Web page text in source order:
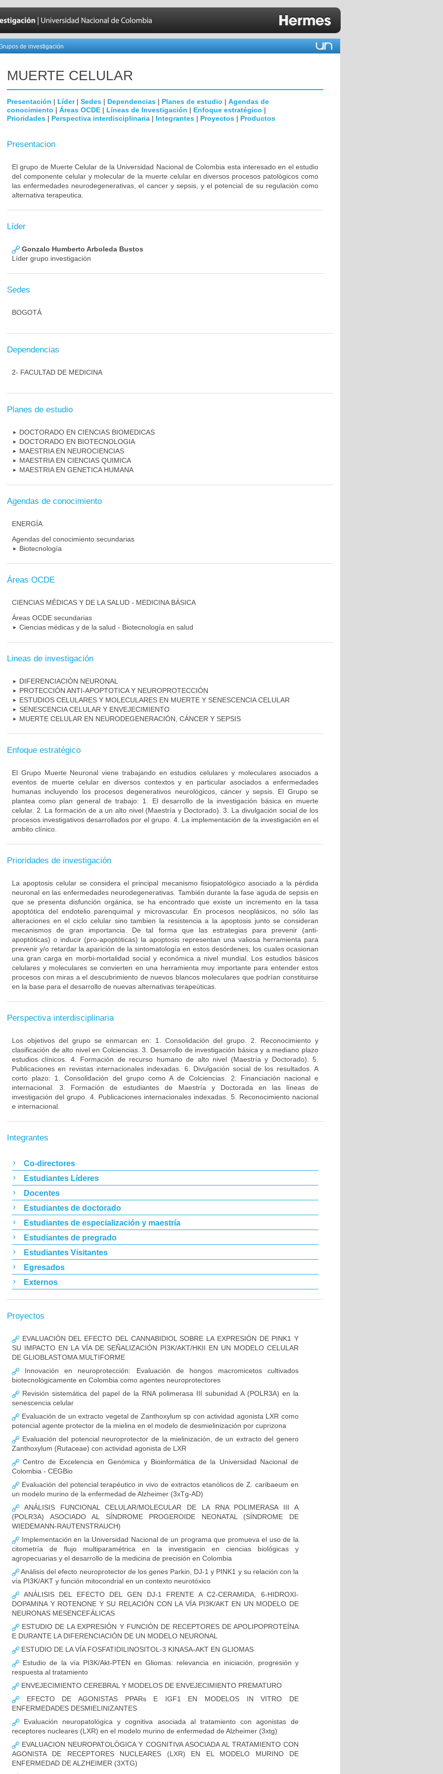
de investigación
MUERTE CELULAR
Presentación | Líder| Sedes | Dependencias | Planes de estudio | Agendas de
conocimiento | Áreas OCDE | Líneas de Investigación | Enfoque estratégico |
Prioridades | Perspectiva interdisciplinaria | Integrantes | Proyectos | Productos
Presentacion
El grupo de Muerte Celular de la Universidad Nacional de Colombia esta interesado en el estudio
del componente celular y molecular de la muerte celular en diversos procesos patològicos como
las enfermedades neurodegenerativas, el cancer y sepsis, y el potencial de su regulaciòn como
alternativa terapeutica.
Líder
Gonzalo Humberto Arboleda Bustos
Líder grupo investigación
Sedes
BOGOTÁ
Dependencias
2- FACULTAD DE MEDICINA
Planes de estudio
DOCTORADO EN CIENCIAS BIOMEDICAS
DOCTORADO EN BIOTECNOLOGIA
MAESTRIA EN NEUROCIENCIAS
MAESTRIA EN CIENCIAS QUIMICA
MAESTRIA EN GENETICA HUMANA
Agendas de conocimiento
ENERGÍA
Agendas del conocimiento secundarias
Biotecnología
Áreas OCDE
CIENCIAS MÉDICAS Y DE LA SALUD - MEDICINA BÁSICA
Áreas OCDE secundarias
Ciencias médicas y de la salud - Biotecnología en salud
Lineas de investigación
DIFERENCIACIÒN NEURONAL
PROTECCIÓN ANTI-APOPTOTICA Y NEUROPROTECCIÓN
ESTUDIOS CELULARES Y MOLECULARES EN MUERTE Y SENESCENCIA CELULAR
SENESCENCIA CELULAR Y ENVEJECIMIENTO
MUERTE CELULAR EN NEURODEGENERACIÓN, CÁNCER Y SEPSIS
Enfoque estratégico
El Grupo Muerte Neuronal viene trabajando en estudios celulares y moleculares asociados a
eventos de muerte celular en diversos contextos y en particular asociados a enfermedades
humanas incluyendo los procesos degenerativos neurológicos, cáncer y sepsis. El Grupo se
plantea como plan general de trabajo: 1. El desarrollo de la investigación básica en muerte
celular. 2. La formación de a un alto nivel (Maestría y Doctorado). 3. La divulgación social de los
procesos investigativos desarrollados por el grupo. 4. La implementación de la investigación en el
ambito clínico.
Prioridades de investigación
La apoptosis celular se considera el principal mecanismo fisiopatológico asociado a la pérdida
neuronal en las enfermedades neurodegenerativas. También durante la fase aguda de sepsis en
que se presenta disfunción orgánica, se ha encontrado que existe un incremento en la tasa
apoptótica del endotelio parenquimal y microvascular. En procesos neoplásicos, no sólo las
alteraciones en el ciclo celular sino tambien la resistencia a la apoptosis junto se consideran
mecanismos de gran importancia. De tal forma que las estrategias para prevenir (anti-
apoptóticas) o inducir (pro-apoptóticas) la apoptosis representan una valiosa herramienta para
prevenir y/o retardar la aparición de la sintomatología en estos desórdenes, los cuales ocasionan
una gran carga en morbi-mortalidad social y económica a nivel mundial. Los estudios básicos
celulares y moleculares se convierten en una herramienta muy importante para entender estos
procesos con miras a el descubrimiento de nuevos blancos moleculares que podrían constituirse
en la base para el desarrollo de nuevas alternativas terapeúticas.
Perspectiva interdisciplinaria
Los objetivos del grupo se enmarcan en: 1. Consolidación del grupo. 2. Reconocimiento y
clasificación de alto nivel en Colciencias. 3. Desarrollo de investigación básica y a mediano plazo
estudios clínicos. 4. Formación de recurso humano de alto nivel (Maestría y Doctorado). 5.
Publicaciones en revistas internacionales indexadas. 6. Divulgación social de los resultados. A
corto plazo: 1. Consolidación del grupo como A de Colciencias. 2. Financiación nacional e
internacional. 3. Formación de estudiantes de Maestría y Doctorada en las líneas de
investigación del grupo. 4. Publicaciones internacionales indexadas. 5. Reconocimiento nacional
e internacional.
Integrantes
Co-directores
Estudiantes Líderes
Docentes
Estudiantes de doctorado
Estudiantes de especialización y maestría
Estudiantes de pregrado
Estudiantes Visitantes
Egresados
Externos
Proyectos
EVALUACIÓN DEL EFECTO DEL CANNABIDIOL SOBRE LA EXPRESIÓN DE PINK1 Y
SU IMPACTO EN LA VÍA DE SEÑALIZACIÓN PI3K/AKT/HKII EN UN MODELO CELULAR
DE GLIOBLASTOMA MULTIFORME
Innovación en neuroprotección: Evaluación de hongos macromicetos cultivados
biotecnológicamente en Colombia como agentes neuroprotectores
Revisión sistemática del papel de la RNA polimerasa III subunidad A (POLR3A) en la
senescencia celular
Evaluación de un extracto vegetal de Zanthoxylum sp con actividad agonista LXR como
potencial agente protector de la mielina en el modelo de desmielinización por cuprizona
Evaluación del potencial neuroprotector de la mielinización, de un extracto del genero
Zanthoxylum (Rutaceae) con actividad agonista de LXR
Centro de Excelencia en Genómica y Bioinformática de la Universidad Nacional de
Colombia - CEGBio
Evaluación del potencial terapéutico in vivo de extractos etanólicos de Z. caribaeum en
un modelo murino de la enfermedad de Alzheimer (3xTg-AD)
ANÁLISIS FUNCIONAL CELULAR/MOLECULAR DE LA RNA POLIMERASA III A
(POLR3A) ASOCIADO AL SÍNDROME PROGEROIDE NEONATAL (SÍNDROME DE
WIEDEMANN-RAUTENSTRAUCH)
Implementación en la Universidad Nacional de un programa que promueva el uso de la
citometría de flujo multiparamétrica en la investigacin en ciencias biológicas y
agropecuarias y el desarrollo de la medicina de precisión en Colombia
Análisis del efecto neuroprotector de los genes Parkin, DJ-1 y PINK1 y su relación con la
vía PI3K/AKT y función mitocondrial en un contexto neurotóxico
ANÁLISIS DEL EFECTO DEL GEN DJ-1 FRENTE A C2-CERAMIDA, 6-HIDROXI-
DOPAMINA Y ROTENONE Y SU RELACIÓN CON LA VÍA PI3K/AKT EN UN MODELO DE
NEURONAS MESENCEFÁLICAS
ESTUDIO DE LA EXPRESIÓN Y FUNCIÓN DE RECEPTORES DE APOLIPOPROTEÍNA
E DURANTE LA DIFERENCIACIÓN DE UN MODELO NEURONAL
ESTUDIO DE LA VÍA FOSFATIDILINOSITOL-3 KINASA-AKT EN GLIOMAS
Estudio de la vía PI3K/Akt-PTEN en Gliomas: relevancia en iniciación, progresión y
respuesta al tratamiento
ENVEJECIMIENTO CEREBRAL Y MODELOS DE ENVEJECIMIENTO PREMATURO
EFECTO DE AGONISTAS PPARs E IGF1 EN MODELOS IN VITRO DE
ENFERMEDADES DESMIELINIZANTES
Evaluación neuropatológica y cognitiva asociada al tratamiento con agonistas de
receptores nucleares (LXR) en el modelo murino de enfermedad de Alzheimer (3xtg)
EVALUACION NEUROPATOLÓGICA Y COGNITIVA ASOCIADA AL TRATAMIENTO CON
AGONISTA DE RECEPTORES NUCLEARES (LXR) EN EL MODELO MURINO DE
ENFERMEDAD DE ALZHEIMER (3XTG)